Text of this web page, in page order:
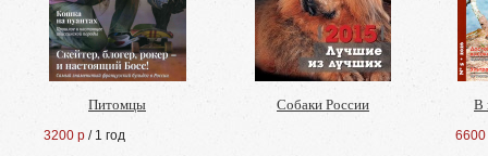
Питомцы
3200 р / 1 год
Собаки России В
6600